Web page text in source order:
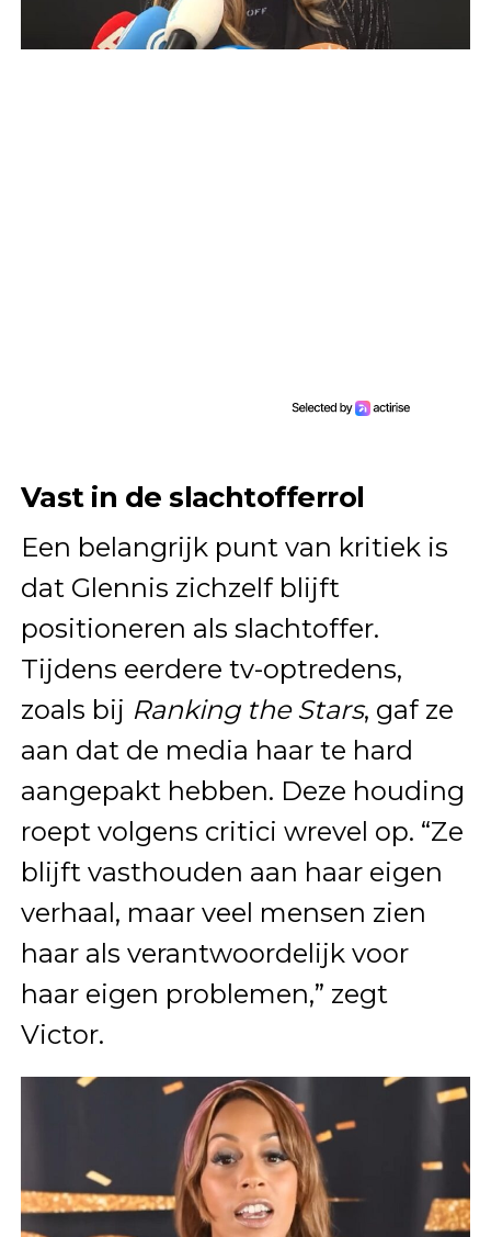
Vast in de slachtofferrol
Een belangrijk punt van kritiek is
dat Glennis zichzelf blijft
positioneren als slachtoffer.
Tijdens eerdere tv-optredens,
zoals bij Ranking the Stars, gaf ze
aan dat de media haar te hard
aangepakt hebben. Deze houding
roept volgens critici wrevel op. “Ze
blijft vasthouden aan haar eigen
verhaal, maar veel mensen zien
haar als verantwoordelijk voor
haar eigen problemen,” zegt
Victor.